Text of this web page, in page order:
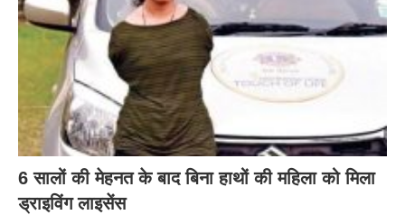
6 सालों की मेहनत के बाद बिना हाथों की महिला को मिला
ड्राइविंग लाइसेंस